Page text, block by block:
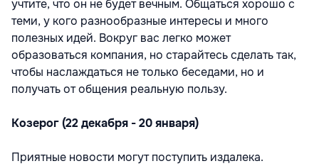
учтите, что он не будет вечным. Общаться хорошо с
теми, у кого разнообразные интересы и много
полезных идей. Вокруг вас легко может
образоваться компания, но старайтесь сделать так,
чтобы наслаждаться не только беседами, но и
получать от общения реальную пользу.
Козерог (22 декабря - 20 января)
Приятные новости могут поступить издалека.